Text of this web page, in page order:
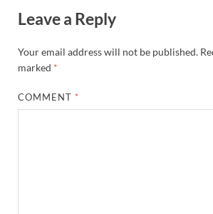
Leave a Reply
Your email address will not be published.
marked *
COMMENT *